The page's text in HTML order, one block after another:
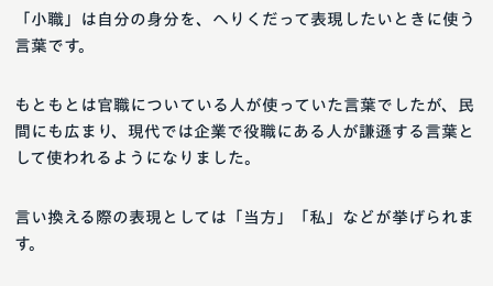
「小職」は自分の身分を、へりくだって表現したいときに使う
言葉です。
もともとは官職についている人が使っていた言葉でしたが、民
間にも広まり、現代では企業で役職にある人が謙遜する言葉と
して使われるようになりました。
言い換える際の表現としては「当方」「私」などが挙げられま
す。